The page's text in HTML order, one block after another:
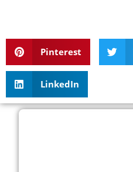
Pinterest
LinkedIn